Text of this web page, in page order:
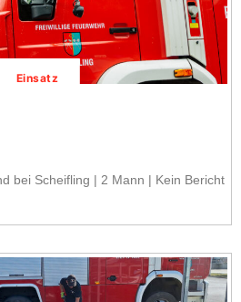
Einsatz
bei Scheifling | 2 Mann | Kein Bericht